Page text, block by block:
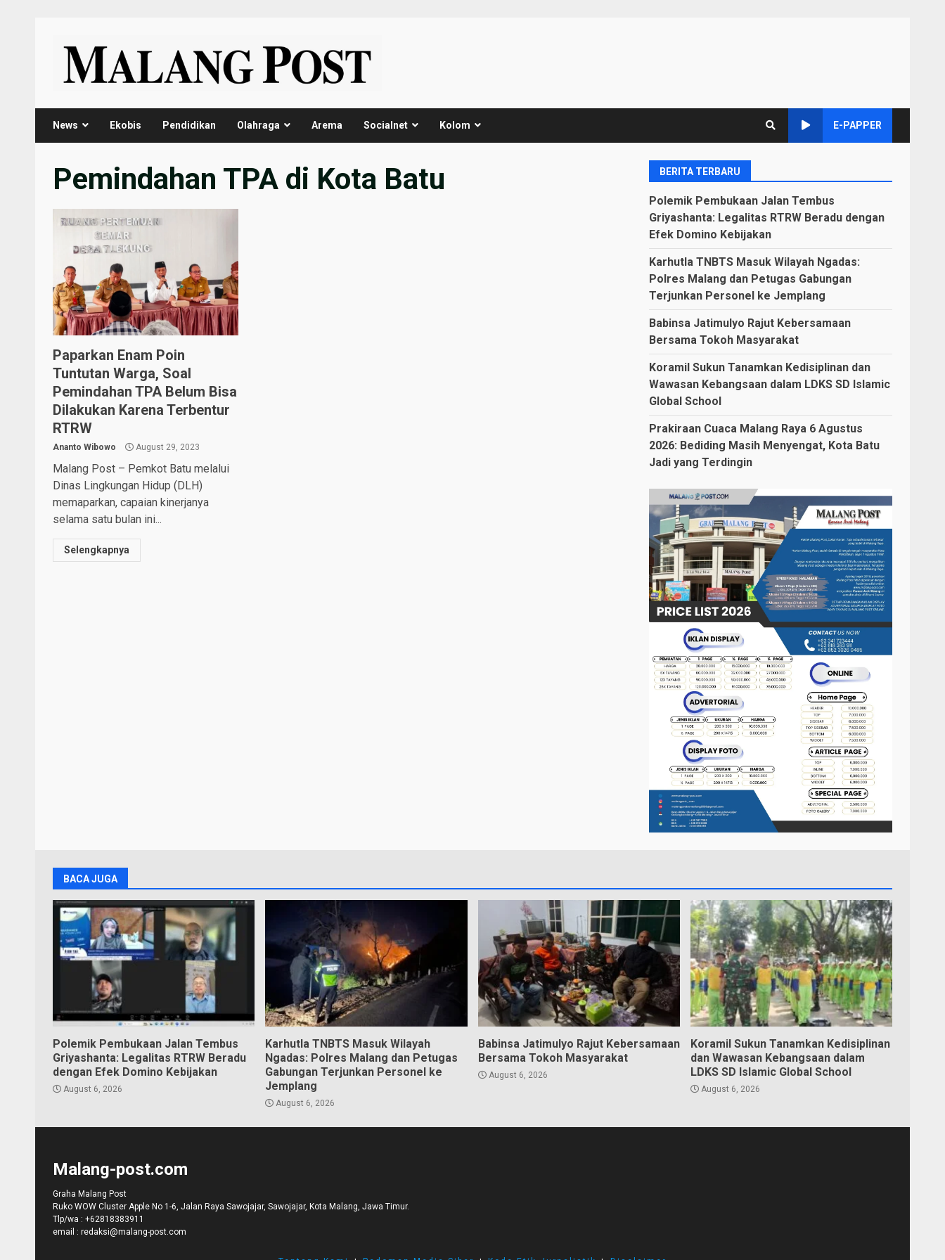
content
News Ekobis Pendidikan Olahraga Arema Socialnet Kolom E-PAPPER
Pemindahan TPA di Kota Batu
Paparkan Enam Poin
Tuntutan Warga, Soal
Pemindahan TPA Belum Bisa
Dilakukan Karena Terbentur
RTRW
Ananto Wibowo August 29, 2023
Malang Post – Pemkot Batu melalui
Dinas Lingkungan Hidup (DLH)
memaparkan, capaian kinerjanya
selama satu bulan ini...
Selengkapnya
BERITA TERBARU
Polemik Pembukaan Jalan Tembus
Griyashanta: Legalitas RTRW Beradu dengan
Efek Domino Kebijakan
Karhutla TNBTS Masuk Wilayah Ngadas:
Polres Malang dan Petugas Gabungan
Terjunkan Personel ke Jemplang
Babinsa Jatimulyo Rajut Kebersamaan
Bersama Tokoh Masyarakat
Koramil Sukun Tanamkan Kedisiplinan dan
Wawasan Kebangsaan dalam LDKS SD Islamic
Global School
Prakiraan Cuaca Malang Raya 6 Agustus
2026: Bediding Masih Menyengat, Kota Batu
Jadi yang Terdingin
BACA JUGA
Polemik Pembukaan Jalan Tembus
Griyashanta: Legalitas RTRW Beradu
dengan Efek Domino Kebijakan
August 6, 2026
Karhutla TNBTS Masuk Wilayah
Ngadas: Polres Malang dan Petugas
Gabungan Terjunkan Personel ke
Jemplang
August 6, 2026
Babinsa Jatimulyo Rajut Kebersamaan
Bersama Tokoh Masyarakat
August 6, 2026
Koramil Sukun Tanamkan Kedisiplinan
dan Wawasan Kebangsaan dalam
LDKS SD Islamic Global School
August 6, 2026
Malang-post.com
Graha Malang Post
Ruko WOW Cluster Apple No 1-6, Jalan Raya Sawojajar, Sawojajar, Kota Malang, Jawa Timur.
Tlp/wa : +62818383911
email : redaksi@malang-post.com